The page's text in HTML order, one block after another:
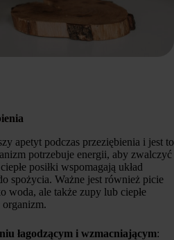
apetyt podczas przeziębienia i jest to
potrzebuje energii, aby zwalczyć
posiłki wspomagają układ
spożycia. Ważne jest również picie
woda, ale także zupy lub ciepłe
organizm.
łagodzącym i wzmacniającym: